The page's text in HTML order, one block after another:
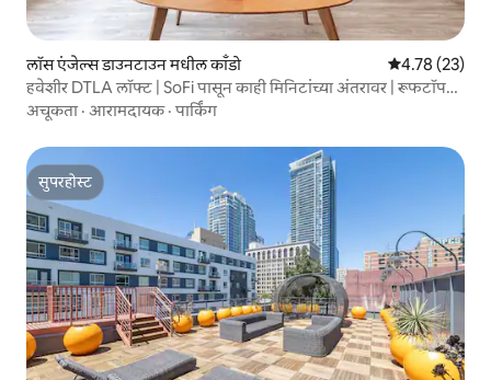
लॉस एंजेल्स डाउनटाउन मधील काँडो 5 पैकी 4.78
4.78 (23)
हवेशीर DTLA लॉफ्ट | SoFi पासून काही मिनिटांच्या अंतरावर | रूफटॉप
लाउंज
अचूकता · आरामदायक·पार्किंग
सुपरहोस्ट
सुपरहोस्ट